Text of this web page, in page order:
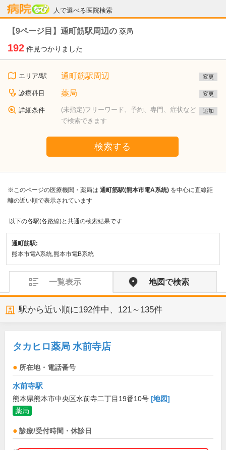
人で選べる医院検索
病院なび
【9ページ目】通町筋駅周辺の 薬局
192 件見つかりました
エリア/駅 通町筋駅周辺 変更
診療科目 薬局 変更
詳細条件
(未指定)フリーワード、予約、専門、症状など
で検索できます
追加
検索する
※このページの医療機関・薬局は 通町筋駅(熊本市電A系統) を中心に直線距
離の近い順で表示されています
以下の各駅(各路線)と共通の検索結果です
通町筋駅:
熊本市電A系統,熊本市電B系統
一覧表示 地図で検索
駅から近い順に192件中、 121～135件
タカヒロ薬局 水前寺店
所在地・電話番号
水前寺駅
熊本県熊本市中央区水前寺二丁目19番10号 [地図]
薬局
診療/受付時間・休診日